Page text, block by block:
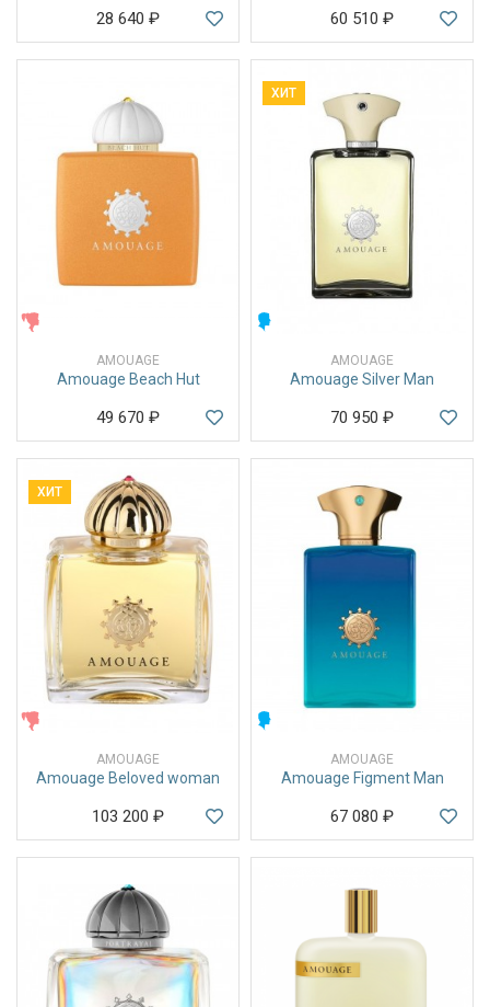
28 640 ₽ 60 510 ₽
AMOUAGE
Amouage Beach Hut
49 670 ₽
ХИТ
AMOUAGE
Amouage Silver Man
70 950 ₽
ХИТ
AMOUAGE
Amouage Beloved woman
103 200 ₽
AMOUAGE
Amouage Figment Man
67 080 ₽